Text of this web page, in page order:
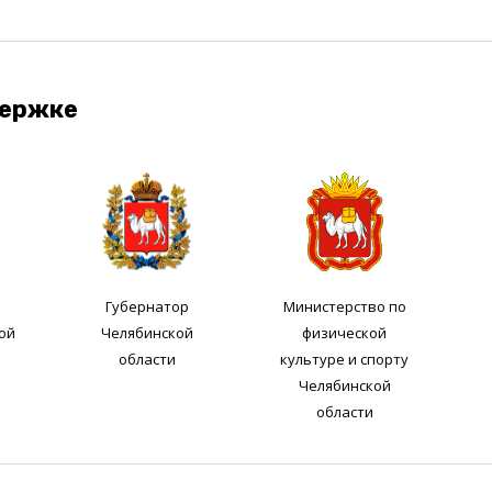
Губернатор
Челябинской
области
Министерство по
физической
культуре и спорту
Челябинской
области